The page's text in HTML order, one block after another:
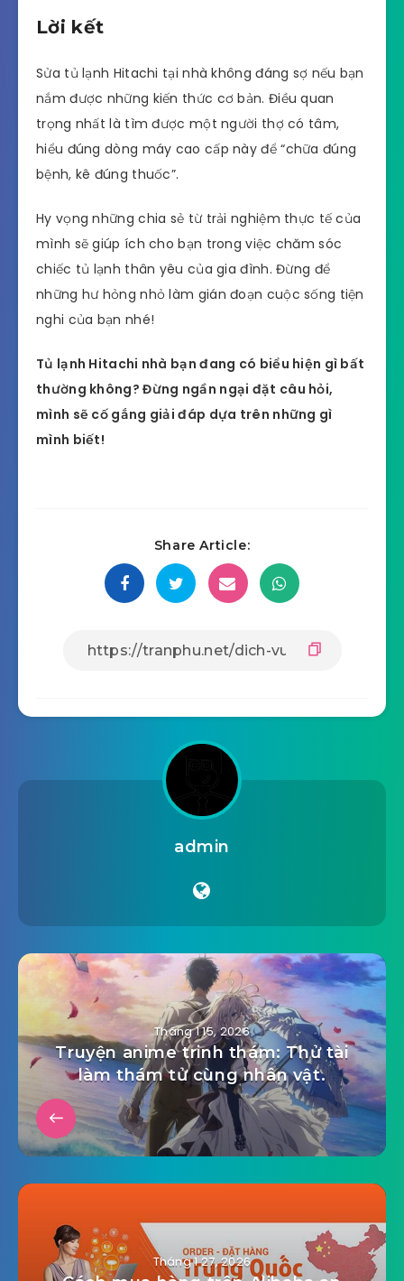
Lời kết
Sửa tủ lạnh Hitachi tại nhà không đáng sợ nếu bạn
nắm được những kiến thức cơ bản. Điều quan
trọng nhất là tìm được một người thợ có tâm,
hiểu đúng dòng máy cao cấp này để “chữa đúng
bệnh, kê đúng thuốc”.
Hy vọng những chia sẻ từ trải nghiệm thực tế của
mình sẽ giúp ích cho bạn trong việc chăm sóc
chiếc tủ lạnh thân yêu của gia đình. Đừng để
những hư hỏng nhỏ làm gián đoạn cuộc sống tiện
nghi của bạn nhé!
Tủ lạnh Hitachi nhà bạn đang có biểu hiện gì bất
thường không? Đừng ngần ngại đặt câu hỏi,
mình sẽ cố gắng giải đáp dựa trên những gì
mình biết!
Share Article:
admin
Tháng 1 15, 2026
Truyện anime trinh thám: Thử tài
làm thám tử cùng nhân vật.
Tháng 1 27, 2026